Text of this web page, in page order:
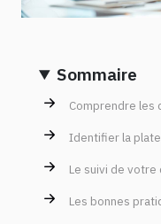
Sommaire
Comprendre
Identifier la
Le suivi de votre
Les bonnes